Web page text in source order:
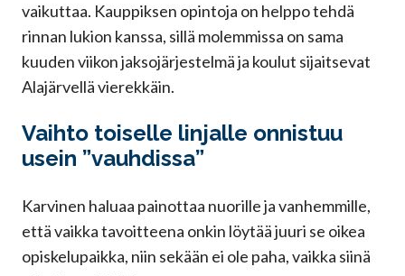
vaikuttaa. Kauppiksen opintoja on helppo tehdä
rinnan lukion kanssa, sillä molemmissa on sama
kuuden viikon jaksojärjestelmä ja koulut sijaitsevat
Alajärvellä vierekkäin.
Vaihto toiselle linjalle onnistuu
usein ”vauhdissa”
Karvinen haluaa painottaa nuorille ja vanhemmille,
että vaikka tavoitteena onkin löytää juuri se oikea
opiskelupaikka, niin sekään ei ole paha, vaikka siinä